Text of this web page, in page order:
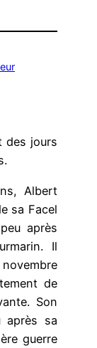
des jours
Albert
sa Facel
après
Il
novembre
de
Son
après sa
guerre